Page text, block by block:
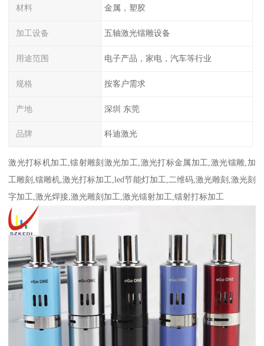
材料 金属，塑胶
加工设备 五轴激光镭雕设备
用途范围 电子产品，家电，汽车等行业
规格 按客户需求
产地 深圳 东莞
品牌 科迪激光
激光打标机加工,镭射雕刻激光加工,激光打标金属加工,激光镭雕,加
工雕刻,镭雕机,激光打标加工,led节能灯加工,二维码,激光雕刻,激光刻
字加工,激光焊接,激光雕刻加工,激光镭射加工,镭射打标加工